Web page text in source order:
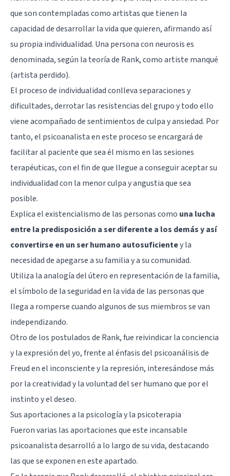
que son contempladas como artistas que tienen la
capacidad de desarrollar la vida que quieren, afirmando así
su propia individualidad. Una persona con neurosis es
denominada, según la teoría de Rank, como artiste manqué
(artista perdido).
El proceso de individualidad conlleva separaciones y
dificultades, derrotar las resistencias del grupo y todo ello
viene acompañado de sentimientos de culpa y ansiedad. Por
tanto, el psicoanalista en este proceso se encargará de
facilitar al paciente que sea él mismo en las sesiones
terapéuticas, con el fin de que llegue a conseguir aceptar su
individualidad con la menor culpa yangustiaque sea
posible.
Explica el existencialismo de las personas como una lucha
entre la predisposición a ser diferente a los demás y así
convertirse en un ser humano autosuficientey la
necesidad de apegarse a su familia y a su comunidad.
Utiliza la analogía del útero en representación de la familia,
el símbolo de la seguridad en la vida de las personas que
llega a romperse cuando algunos de sus miembros se van
independizando.
Otro de los postulados de Rank, fue reivindicar la conciencia
y la expresión del yo, frente al énfasis del psicoanálisis de
Freud en el inconsciente y la represión, interesándose más
por la creatividad y la voluntad del ser humano que por el
instinto y el deseo.
Sus aportaciones a la psicología y la psicoterapia
Fueron varias las aportaciones que este incansable
psicoanalista desarrolló a lo largo de su vida, destacando
las que se exponen en este apartado.